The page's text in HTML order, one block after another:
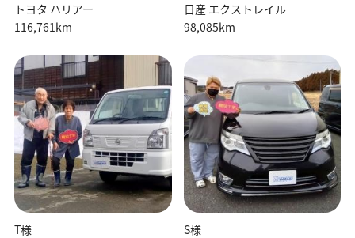
トヨタ ハリアー
116,761km
日産 エクストレイル
98,085km
T様
S様